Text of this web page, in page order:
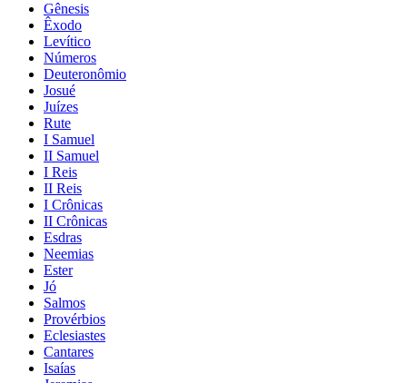
Gênesis
Êxodo
Levítico
Números
Deuteronômio
Josué
Juízes
Rute
I Samuel
II Samuel
I Reis
II Reis
I Crônicas
II Crônicas
Esdras
Neemias
Ester
Jó
Salmos
Provérbios
Eclesiastes
Cantares
Isaías